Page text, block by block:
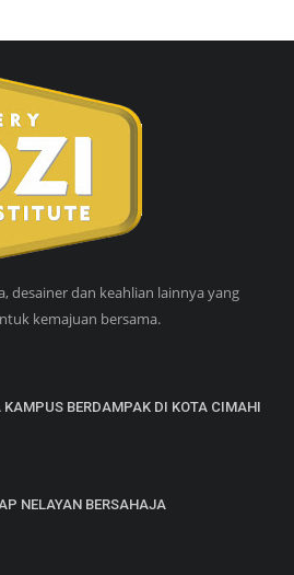
desainer dan keahlian lainnya yang
kemajuan bersama.
KAMPUS BERDAMPAK DI KOTA CIMAHI
NELAYAN BERSAHAJA